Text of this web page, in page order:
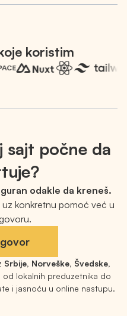
i fakturisan na
koristim
sajt počne da
odakle da kreneš.
uz konkretnu pomoć već u
Srbije, Norveške, Švedske,
od lokalnih preduzetnika do
i jasnoću u online nastupu.